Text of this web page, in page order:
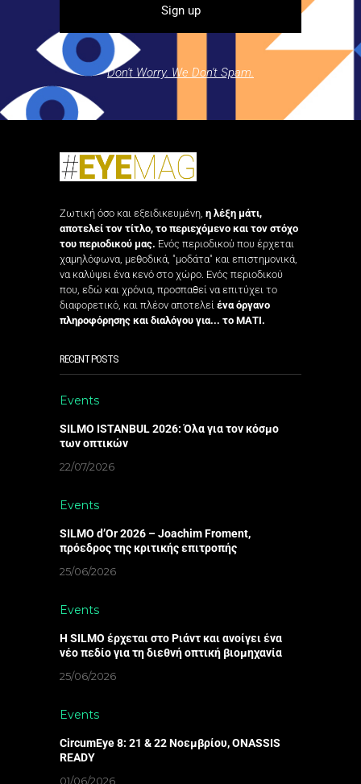
Don't Worry. We Don't Spam.
Ζωτική όσο και εξειδικευμένη, η λέξη μάτι,
αποτελεί τον τίτλο, το περιεχόμενο και τον στόχο
του περιοδικού μας. Ενός περιοδικού που έρχεται
χαμηλόφωνα, μεθοδικά, "μοδάτα" και επιστημονικά,
να καλύψει ένα κενό στο χώρο. Ενός περιοδικού
που, εδώ και χρόνια, προσπαθεί να επιτύχει το
διαφορετικό, και πλέον αποτελεί ένα όργανο
πληροφόρησης και διαλόγου για... το ΜΑΤΙ.
RECENT POSTS
Events
SILMO ISTANBUL 2026: Όλα για τον κόσμο
των οπτικών
22/07/2026
Events
SILMO d’Or 2026 – Joachim Froment,
πρόεδρος της κριτικής επιτροπής
25/06/2026
Events
Η SILMO έρχεται στο Ριάντ και ανοίγει ένα
νέο πεδίο για τη διεθνή οπτική βιομηχανία
25/06/2026
Events
CircumEye 8: 21 & 22 Νοεμβρίου, ONASSIS
READY
01/06/2026